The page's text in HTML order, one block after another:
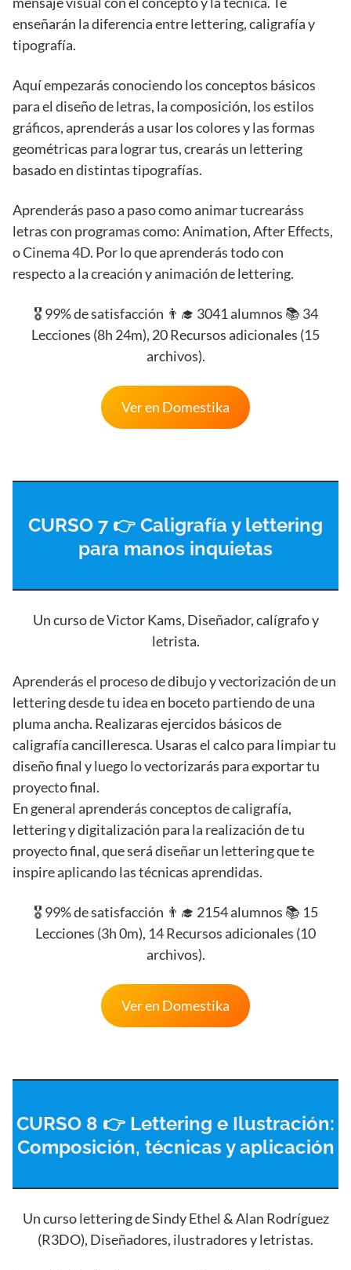
enseñarán la diferencia entre lettering, caligrafía y
tipografía.
Aquí empezarás conociendo los conceptos básicos
para el diseño de letras, la composición, los estilos
gráficos, aprenderás a usar los colores y las formas
geométricas para lograr tus, crearás un lettering
basado en distintas tipografías.
Aprenderás paso a paso como animar tucrearáss
letras con programas como: Animation, After Effects,
o Cinema 4D. Por lo que aprenderás todo con
respecto a la creación y animación de lettering.
🎖️ 99% de satisfacción 👨‍🎓 3041 alumnos 📚 34
Lecciones (8h 24m), 20 Recursos adicionales (15
archivos).
Ver en Domestika
CURSO 7 👉 Caligrafía y lettering
para manos inquietas
Un curso de Victor Kams, Diseñador, calígrafo y
letrista.
Aprenderás el proceso de dibujo y vectorización de un
lettering desde tu idea en boceto partiendo de una
pluma ancha. Realizaras ejercidos básicos de
caligrafía cancilleresca. Usaras el calco para limpiar tu
diseño final y luego lo vectorizarás para exportar tu
proyecto final.
En general aprenderás conceptos de caligrafía,
lettering y digitalización para la realización de tu
proyecto final, que será diseñar un lettering que te
inspire aplicando las técnicas aprendidas.
🎖️ 99% de satisfacción 👨‍🎓 2154 alumnos 📚 15
Lecciones (3h 0m), 14 Recursos adicionales (10
archivos).
Ver en Domestika
CURSO 8 👉 Lettering e Ilustración:
Composición, técnicas y aplicación
Un curso lettering de Sindy Ethel & Alan Rodríguez
(R3DO), Diseñadores, ilustradores y letristas.